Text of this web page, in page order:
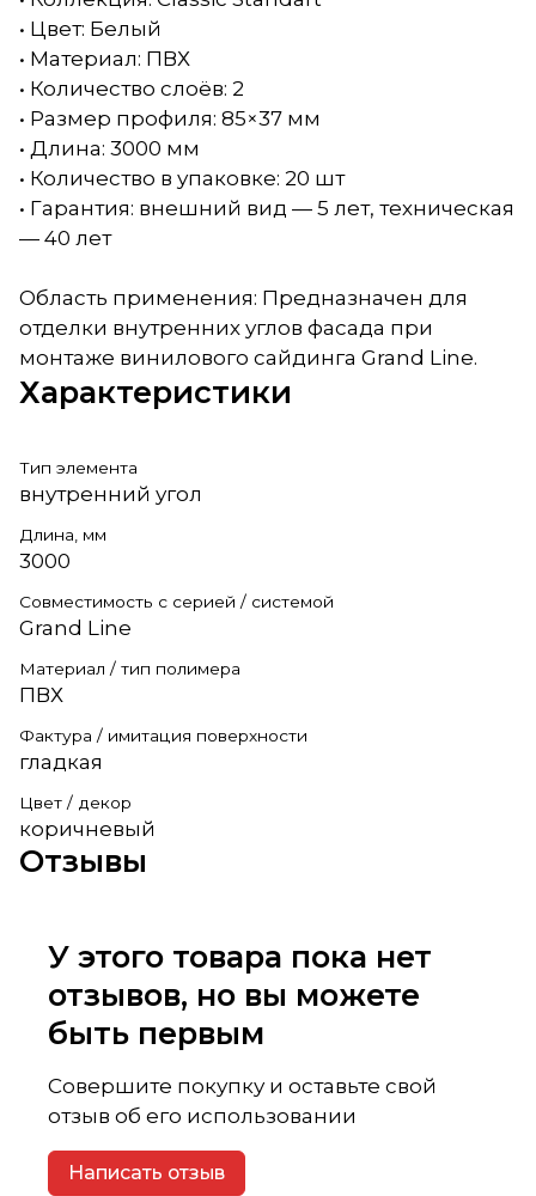
• Цвет: Белый
• Материал: ПВХ
• Количество слоёв: 2
• Размер профиля: 85×37 мм
• Длина: 3000 мм
• Количество в упаковке: 20 шт
• Гарантия: внешний вид — 5 лет, техническая
— 40 лет
Область применения: Предназначен для
отделки внутренних углов фасада при
монтаже винилового сайдинга Grand Line.
Характеристики
Тип элемента
внутренний угол
Длина, мм
3000
Совместимость с серией / системой
Grand Line
Материал / тип полимера
ПВХ
Фактура / имитация поверхности
гладкая
Цвет / декор
коричневый
Отзывы
У этого товара пока нет
отзывов, но вы можете
быть первым
Совершите покупку и оставьте свой
отзыв об его использовании
Написать отзыв